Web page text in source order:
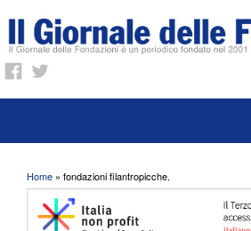
Tu sei qui
Home » fondazioni filantropicche.